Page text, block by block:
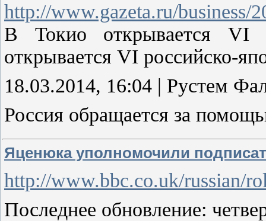
http://www.gazeta.ru/business/
В Токио открывается VI
открывается VI российско-
18.03.2014, 16:04 | Рустем
Россия обращается за
Яценюка уполномочили
http://www.bbc.co.uk/russian/
Последнее обновление: